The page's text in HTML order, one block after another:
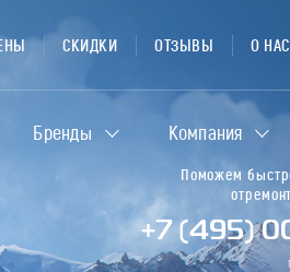
Поможем
+7 (495)
СКИДКИ ОТЗЫВЫ О НАС
Бренды Компания